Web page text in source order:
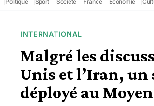
Politique Sport Société France Économie
INTERNATIONAL
Malgré les
Unis et l’Iran,
déployé au